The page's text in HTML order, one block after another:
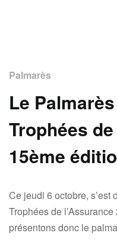
Palmarès
Le
Trophées
15ème
Ce jeudi 6 octobre,
Trophées de
présentons donc le